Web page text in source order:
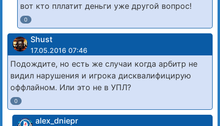
вот кто пллатит деньги уже другой вопрос!
0
Shust
17.05.2016 07:46
Подождите, но есть же случаи когда арбитр не
видил нарушения и игрока дисквалифицирую
оффлайном. Или это не в УПЛ?
0
alex_dniepr